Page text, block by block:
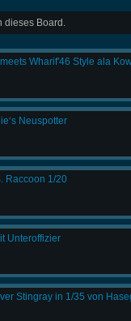
dieses Board.
Wharif'46 Style ala
Neuspotter
Raccoon 1/20
Unteroffizier
Stingray in 1/35 von